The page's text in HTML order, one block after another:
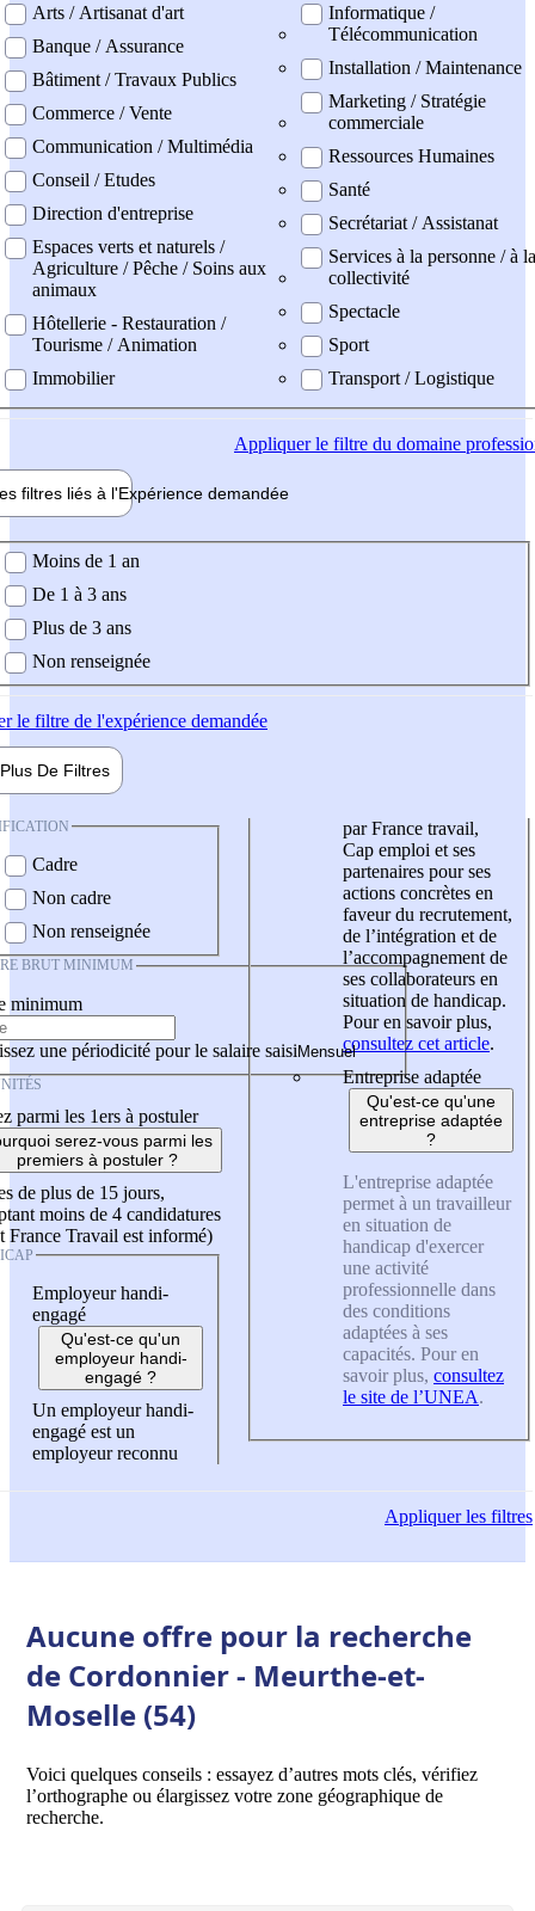
Arts / Artisanat d'art
Banque / Assurance
Bâtiment / Travaux Publics
Commerce / Vente
Communication / Multimédia
Conseil / Etudes
Direction d'entreprise
Espaces verts et naturels /
Agriculture / Pêche / Soins aux
animaux
Hôtellerie - Restauration /
Tourisme / Animation
Immobilier
Informatique /
Télécommunication
Installation / Maintenance
Marketing / Stratégie
commerciale
Ressources Humaines
Santé
Secrétariat / Assistanat
Services à la personne / à la
collectivité
Spectacle
Sport
Transport / Logistique
Appliquerle filtre du domaine
filtres liés à l'Expérience demandée
demandée
Moins de 1 an
De 1 à 3 ans
Plus de 3 ans
Non renseignée
le filtre de l'expérience demandée
Plus De Filtres
Cadre
Non cadre
Non renseignée
BRUT MINIMUM
minimum
une périodicité pour le salaire saisi
parmi les 1ers à postuler
serez-vous parmi les
premiers à postuler ?
de plus de 15 jours,
moins de 4 candidatures
France Travail est informé)
Employeur handi-
engagé
Qu'est-ce qu'un
employeur handi-
engagé ?
Un employeur handi-
engagé est un
employeur reconnu
par France travail,
Cap emploi et ses
partenaires pour ses
actions concrètes en
faveur du recrutement,
de l’intégration et de
l’accompagnement de
ses collaborateurs en
situation de handicap.
Pour en savoir plus,
consultez cet article.
Entreprise adaptée
Qu'est-ce qu'une
entreprise adaptée
?
L'entreprise adaptée
permet à un travailleur
en situation de
handicap d'exercer
une activité
professionnelle dans
des conditions
adaptées à ses
capacités. Pour en
savoir plus, consultez
le site de l’UNEA.
Appliquerles filtres
Aucune offre pour la recherche
de Cordonnier - Meurthe-et-
Moselle (54)
Voici quelques conseils : essayez d’autres mots clés, vérifiez
l’orthographe ou élargissez votre zone géographique de
recherche.